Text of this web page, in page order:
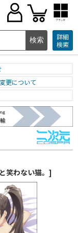
ブランド
詳細
検索
更について
笑わない猫。]